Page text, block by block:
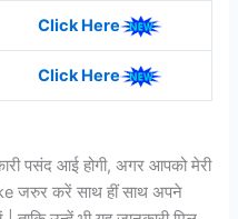
Click Here
Click Here
पसंद आई होगी, अगर आपको मेरी
जरुर करें साथ हीं साथ अपने